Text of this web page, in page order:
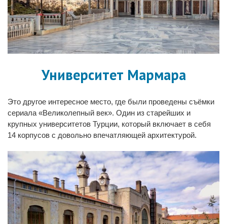
Университет Мармара
Это другое интересное место, где были проведены съёмки
сериала «Великолепный век». Один из старейших и
крупных университетов Турции, который включает в себя
14 корпусов с довольно впечатляющей архитектурой.